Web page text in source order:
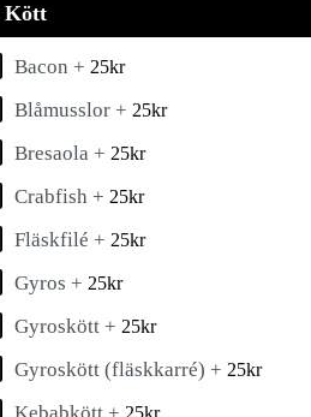
Kött
Bacon + 25kr
Blåmusslor + 25kr
Bresaola + 25kr
Crabfish + 25kr
Fläskfilé + 25kr
Gyros + 25kr
Gyroskött + 25kr
Gyroskött (fläskkarré) + 25kr
25kr